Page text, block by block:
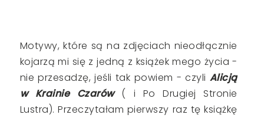
Motywy, które są na zdjęciach nieodłącznie
kojarzą mi się z jedną z książek mego życia -
nie przesadzę, jeśli tak powiem - czyli Alicją
w Krainie Czarów( i Po Drugiej Stronie
Lustra). Przeczytałam pierwszy raz tę książkę